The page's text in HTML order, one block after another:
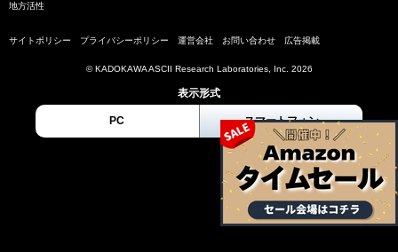
地方活性
サイトポリシー プライバシーポリシー 運営会社 お問い合わせ 広告掲載
© KADOKAWA ASCII Research Laboratories, Inc. 2026
表示形式
PC スマートフォン